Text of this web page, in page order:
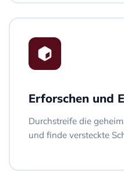
Erforschen und
Durchstreife die
und finde versteckte